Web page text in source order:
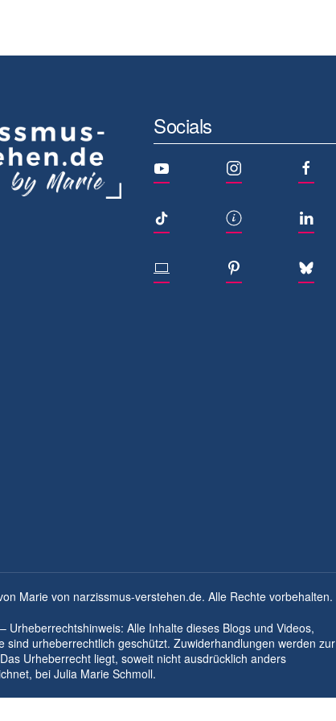
Socials
Marie von narzissmus-verstehen.de. Alle Rechte vorbehalten.
– Urheberrechtshinweis: Alle Inhalte dieses Blogs und Videos,
sind urheberrechtlich geschützt. Zuwiderhandlungen werden zur
Urheberrecht liegt, soweit nicht ausdrücklich anders
bei Julia Marie Schmoll.